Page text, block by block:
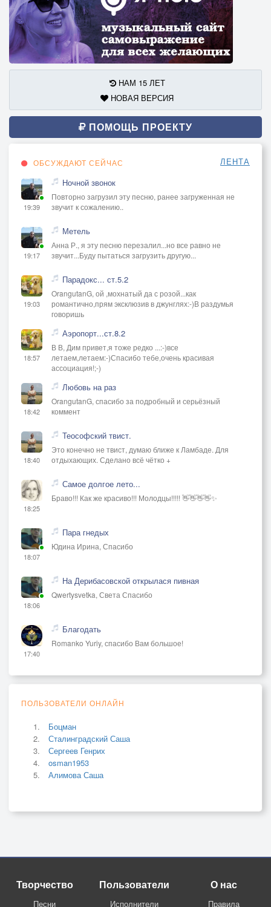
НАМ 15 ЛЕТ
НОВАЯ ВЕРСИЯ
ПОМОЩЬ ПРОЕКТУ
ОБСУЖДАЮТ СЕЙЧАС ЛЕНТА
19:39
Ночной звонок
Повторно загрузил эту песню, ранее загруженная не
звучит к сожалению..
19:17
Метель
Анна Р., я эту песню перезалил...но все равно не
звучит...Буду пытаться загрузить другую...
19:03
Парадокс... ст.5.2
OrangutanG, ой ,мохнатый да с розой...как
романтично,прям эксклюзив в джунглях:-)В раздумья
говоришь
18:57
Аэропорт...ст.8.2
В В, Дим привет,я тоже редко ...:-)все
летаем,летаем:-)Спасибо тебе,очень красивая
ассоциация!;-)
18:42
Любовь на раз
OrangutanG, спасибо за подробный и серьёзный
коммент
18:40
Теософский твист.
Это конечно не твист, думаю ближе к Ламбаде. Для
отдыхающих. Сделано всё чётко +
18:25
Самое долгое лето...
Браво!!! Как же красиво!!! Молодцы!!!!! 👋👋👋👋✨
18:07
Пара гнедых
Юдина Ирина, Спасибо
18:06
На Дерибасовской открылася пивная
Qwertysvetka, Света Спасибо
17:40
Благодать
Romanko Yuriy, спасибо Вам большое!
ПОЛЬЗОВАТЕЛИ ОНЛАЙН
Боцман
Сталинградский Саша
Сергеев Генрих
osman1953
Алимова Саша
Творчество
Песни
Пользователи
Исполнители
О нас
Правила